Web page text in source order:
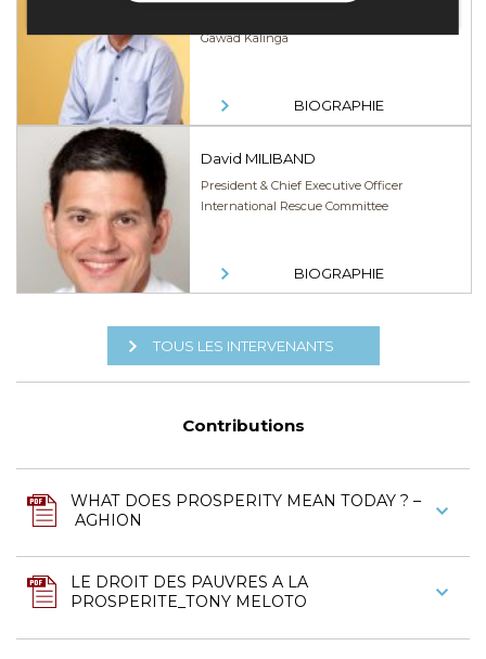
Gawad Kalinga
BIOGRAPHIE
David MILIBAND
President & Chief Executive Officer
International Rescue Committee
BIOGRAPHIE
TOUS LES INTERVENANTS
Contributions
WHAT DOES PROSPERITY MEAN TODAY ? –
AGHION
LE DROIT DES PAUVRES A LA
PROSPERITE_TONY MELOTO